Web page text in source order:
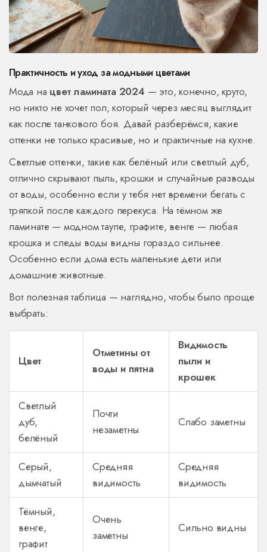
Практичность и уход за модными цветами
Мода на цвет ламината 2024 — это, конечно, круто,
но никто не хочет пол, который через месяц выглядит
как после танкового боя. Давай разберёмся, какие
оттенки не только красивые, но и практичные на кухне.
Светлые оттенки, такие как белёный или светлый дуб,
отлично скрывают пыль, крошки и случайные разводы
от воды, особенно если у тебя нет времени бегать с
тряпкой после каждого перекуса. На тёмном же
ламинате — модном таупе, графите, венге — любая
крошка и следы воды видны гораздо сильнее.
Особенно если дома есть маленькие дети или
домашние животные.
Вот полезная таблица — наглядно, чтобы было проще
выбрать:
Цвет
Отметины от
воды и пятна
Видимость
пыли и
крошек
Светлый
дуб,
белёный
Почти
незаметны
Слабо заметны
Серый,
дымчатый
Средняя
видимость
Средняя
видимость
Тёмный,
венге,
графит
Очень
заметны
Сильно видны